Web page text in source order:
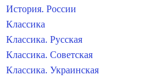
История. России
Классика
Классика. Русская
Классика. Советская
Классика. Украинская